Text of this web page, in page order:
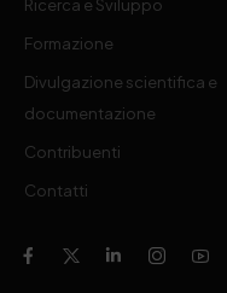
Ricerca e Sviluppo
Formazione
Divulgazione scientifica e
documentazione
Contribuenti
Contatti